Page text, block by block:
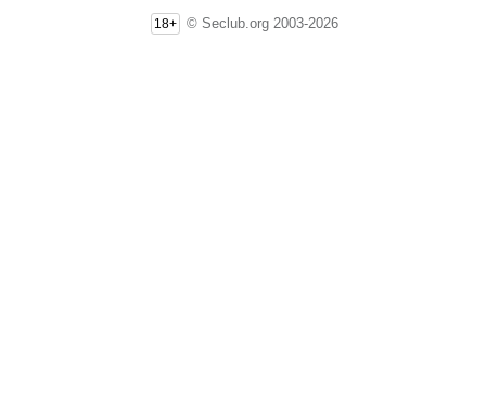
18+ © Seclub.org 2003-2026